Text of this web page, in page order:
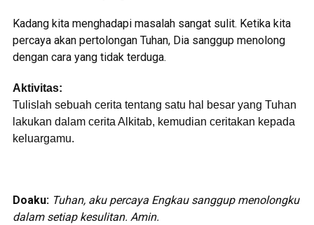
Kadang kita menghadapi masalah sangat sulit. Ketika kita
percaya akan pertolongan Tuhan, Dia sanggup menolong
dengan cara yang tidak terduga.
Aktivitas:
Tulislah sebuah cerita tentang satu hal besar yang Tuhan
lakukan dalam cerita Alkitab, kemudian ceritakan kepada
keluargamu.
Doaku: Tuhan, aku percaya Engkau sanggup menolongku
dalam setiap kesulitan. Amin.